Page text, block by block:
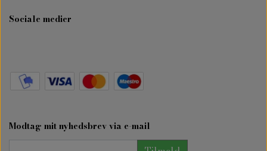
Sociale medier
Modtag mit nyhedsbrev via e-mail